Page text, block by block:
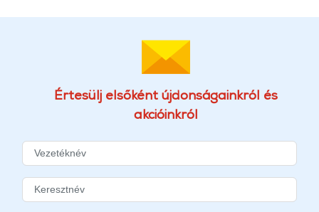
Értesülj elsőként újdonságainkról és
akcióinkról